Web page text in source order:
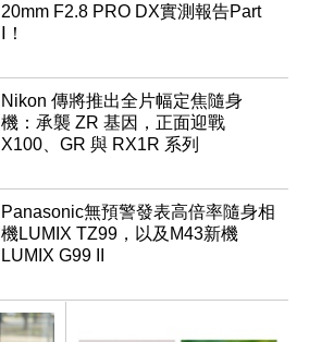
20mm F2.8 PRO DX實測報告Part
Ⅰ！
Nikon 傳將推出全片幅定焦隨身
機：承襲 ZR 基因，正面迎戰
X100、GR 與 RX1R 系列
Panasonic無預警發表高倍率隨身相
機LUMIX TZ99，以及M43新機
LUMIX G99 II